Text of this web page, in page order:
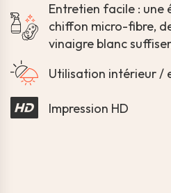
Entretien facile : une
chiffon micro-fibre,
vinaigre blanc
Utilisation intérieur /
Impression HD